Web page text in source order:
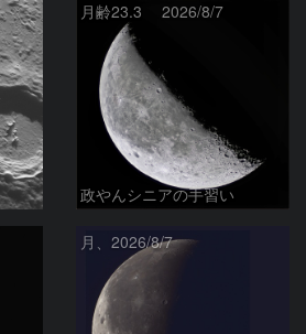
月齢23.3 2026/8/7
政やんシニアの手習い
月、2026/8/7